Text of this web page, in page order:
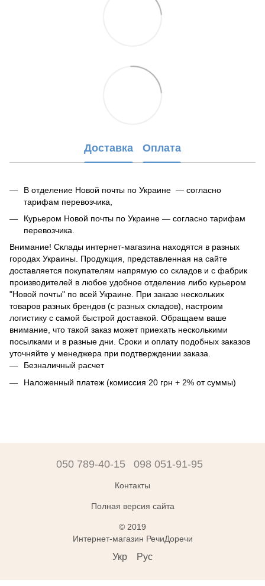
Доставка Оплата
В отделение Новой почты по Украине — согласно
тарифам перевозчика,
Курьером Новой почты по Украине — согласно тарифам
перевозчика.
Внимание! Склады интернет-магазина находятся в разных
городах Украины. Продукция, представленная на сайте
доставляется покупателям напрямую со складов и с фабрик
производителей в любое удобное отделение либо курьером
"Новой почты" по всей Украине. При заказе нескольких
товаров разных брендов (с разных складов), настроим
логистику с самой быстрой доставкой. Обращаем ваше
внимание, что такой заказ может приехать несколькими
посылками и в разные дни. Сроки и оплату подобных заказов
уточняйте у менеджера при подтверждении заказа.
Безналичный расчет
Наложенный платеж (комиссия 20 грн + 2% от суммы)
050 789-40-15 098 051-91-95
Контакты
Полная версия сайта
© 2019
Интернет-магазин РечиДоречи
Укр Рус